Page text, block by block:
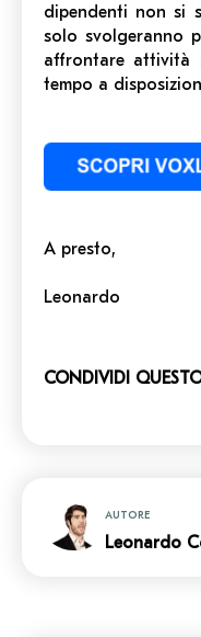
dipendenti non si
solo svolgeranno
affrontare attività
tempo a
A presto,
Leonardo
CONDIVIDI
AUTORE
Leonardo